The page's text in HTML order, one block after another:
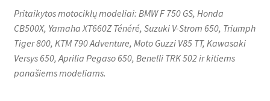
Pritaikytos motociklų modeliai: BMW F 750 GS, Honda
CB500X, Yamaha XT660Z Ténéré, Suzuki V-Strom 650, Triumph
Tiger 800, KTM 790 Adventure, Moto Guzzi V85 TT, Kawasaki
Versys 650, Aprilia Pegaso 650, Benelli TRK 502 ir kitiems
panašiems modeliams.